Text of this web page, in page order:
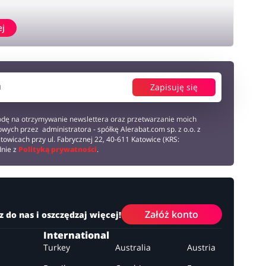
Zapisuję się
na otrzymywanie newslettera oraz przetwarzanie moich
przez administratora - spółkę Alerabat.com sp. z o.o. z
przy ul. Fabrycznej 22, 40-611 Katowice (KRS:
z Polityką prywatności.
do nas i oszczędzaj więcej! Załóż konto
International
Turkey Australia
Austria